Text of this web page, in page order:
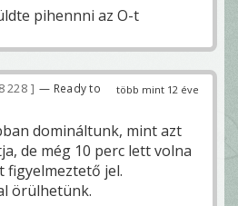
pihennni az O-t
több mint 12 éve
8 228
— Ready to
domináltunk, mint azt
de még 10 perc lett volna
figyelmeztető jel.
örülhetünk.